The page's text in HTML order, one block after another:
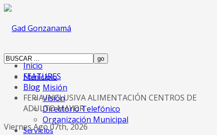
Municipio
Misión
Visión
Directorio Telefónico
Organización Municipal
Servicios
Inicio
FEATURES
Blog
FERIA INCLUSIVA ALIMENTACIÓN CENTROS DE
ADULTO MAYOR
Viernes Ago 07th, 2026